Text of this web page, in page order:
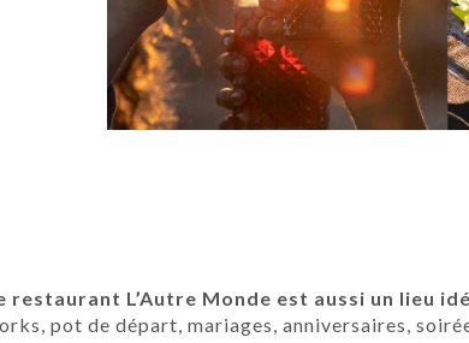
restaurant L’Autre Monde est aussi un lieu
pot de départ, mariages, anniversaires,